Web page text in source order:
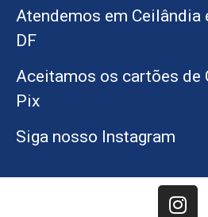
Atendemos em Ceilândia
DF
Aceitamos os cartões de
Pix
Siga nosso Instagram